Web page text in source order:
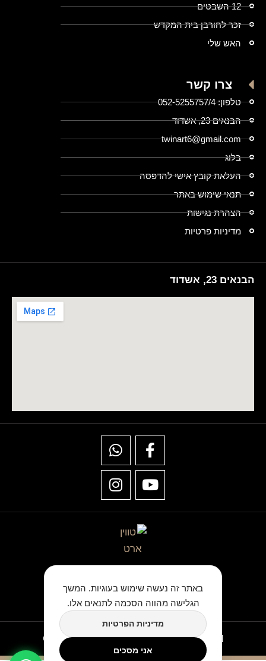
12 השבטים
זכר לחורבן בית המקדש
האש שלי
צרו קשר
טלפון: 052-5255757/4
הבנאים 23, אשדוד
twinart6@gmail.com
בלוג
העלאת קובץ אישי להדפסה
תנאי שימוש באתר
הצהרת נגישות
מדיניות פרטיות
הבנאים 23, אשדוד
כתבו לנו ביקורת בגוגל
Copyright © TwinArt All Rights Reserved
באתר זה נעשה שימוש בעוגיות. המשך
הגלישה מהווה הסכמה לתנאים אלו.
מדיניות הפרטיות
אני מסכים